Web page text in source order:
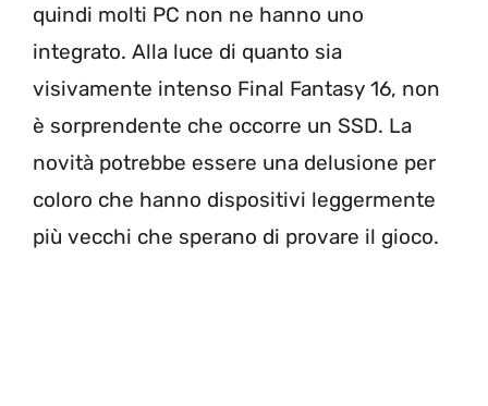
quindi molti PC non ne hanno uno
integrato. Alla luce di quanto sia
visivamente intenso Final Fantasy 16, non
è sorprendente che occorre un SSD. La
novità potrebbe essere una delusione per
coloro che hanno dispositivi leggermente
più vecchi che sperano di provare il gioco.